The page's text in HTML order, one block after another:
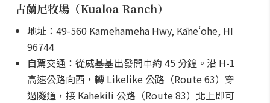
古蘭尼牧場（Kualoa Ranch）
地址：49-560 Kamehameha Hwy, Kāneʻohe, HI
96744
自駕交通：從威基基出發開車約 45 分鐘。沿 H-1
高速公路向西，轉 Likelike 公路（Route 63）穿
過隧道，接 Kahekili 公路（Route 83）北上即可